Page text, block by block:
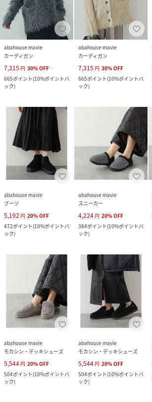
abahouse mavie
カーディガン
7,315 円 30%OFF
665ポイント(10%ポイントバ
ック)
abahouse mavie
カーディガン
7,315 円 30%OFF
665ポイント(10%ポイントバ
ック)
abahouse mavie
ブーツ
5,192 円 20%OFF
472ポイント(10%ポイントバ
ック)
abahouse mavie
スニーカー
4,224 円 20%OFF
384ポイント(10%ポイントバ
ック)
abahouse mavie
モカシン・デッキシューズ
5,544 円 20%OFF
504ポイント(10%ポイントバ
ック)
abahouse mavie
モカシン・デッキシューズ
5,544 円 20%OFF
504ポイント(10%ポイントバ
ック)